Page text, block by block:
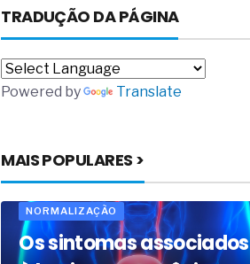
TRADUÇÃO DA PÁGINA
Powered by Translate
MAIS POPULARES >
NORMALIZAÇÃO
Os sintomas associados